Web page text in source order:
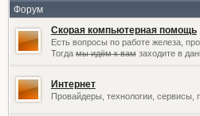
Форум
Скорая компьютерная помощь
Есть вопросы по работе железа,
Тогдамы идём к вамзаходите в
Интернет
Провайдеры, технологии, сервисы,